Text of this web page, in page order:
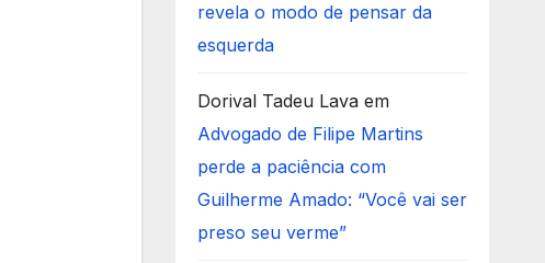
revela o modo de pensar da
esquerda
Dorival Tadeu Lavaem
Advogado de Filipe Martins
perde a paciência com
Guilherme Amado: “Você vai ser
preso seu verme”